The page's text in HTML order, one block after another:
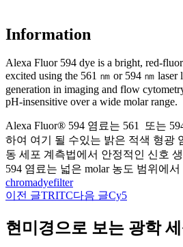
Information
Alexa Fluor 594 dye is a bright, red-
excited using the 561 ㎚ or 594 ㎚ laser
generation in imaging and flow
pH-insensitive over a wide molar range.
Alexa Fluor® 594 염료는 561 또는
하여 여기 될 수있는 밝은 적색 형광
동 세포 계측법에서 안정적인 신호
594 염료는 넓은 molar 농도 범위에
chromadyefilter
글
네
이전 글TRITC다음 글Cy5
현미경으로 보는 광학